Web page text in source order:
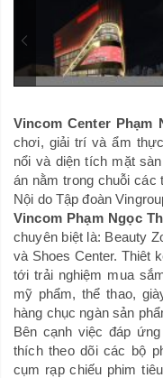
Vincom Center Phạm
chơi, giải trí và ẩm
nổi và diện tích mặt
án nằm trong chuỗi các
Nội do Tập đoàn
Vincom Phạm Ngọc
chuyên biệt là: Beauty
và Shoes Center. Thiêt
tới trải nghiệm mua
mỹ phẩm, thể thao,
hàng chục ngàn sản
Bên cạnh việc đáp
thích theo dõi các bộ
cụm rạp chiếu phim